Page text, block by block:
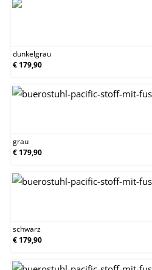
dunkelgrau
€ 179,90
grau
€ 179,90
schwarz
€ 179,90